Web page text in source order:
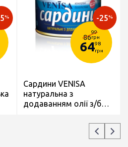
%
86
99
грн
6498
грн
-25%
Сардини VENISA
натуральна з
додаванням олії з/б